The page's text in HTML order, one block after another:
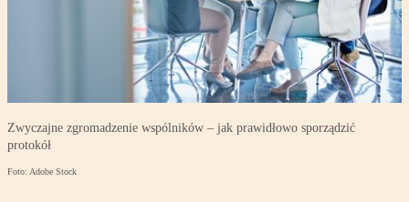
Zwyczajne zgromadzenie wspólników – jak prawidłowo sporządzić
protokół
Foto: Adobe Stock